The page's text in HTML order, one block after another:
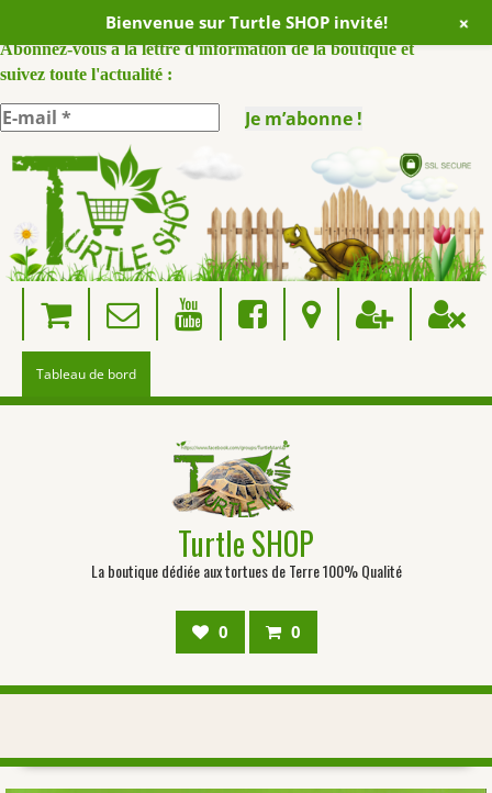
ABONNEZ VOUS A NOTRE NEWSLETTER :
Abonnez-vous à la lettre d'information de la boutique et
suivez toute l'actualité :
Skip
to
content
Tableau de bord
Turtle SHOP
La boutique dédiée aux tortues de Terre 100% Qualité
0 0
Bienvenue sur Turtle SHOP invité! +